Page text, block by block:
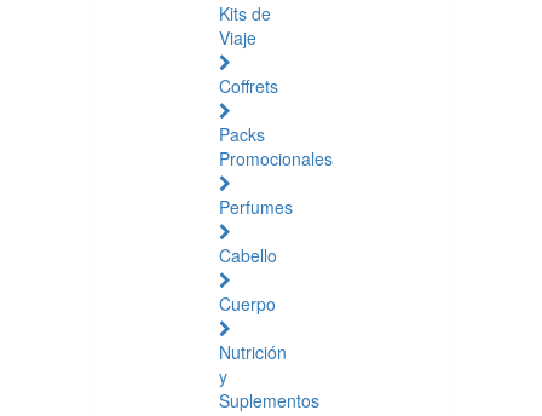
Kits de
Viaje
Coffrets
Packs
Promocionales
Perfumes
Cabello
Cuerpo
Nutrición
y
Suplementos